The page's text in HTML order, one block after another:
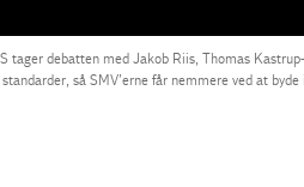
tager debatten med Jakob Riis, Thomas
så SMV’erne får nemmere ved at